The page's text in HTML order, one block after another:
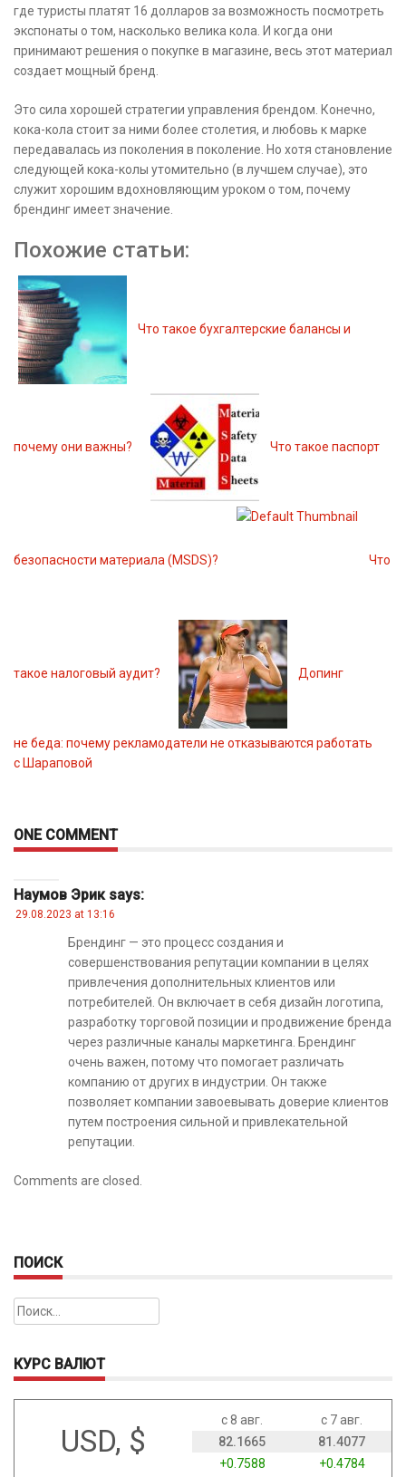
где туристы платят 16 долларов за возможность посмотреть
экспонаты о том, насколько велика кола. И когда они
принимают решения о покупке в магазине, весь этот материал
создает мощный бренд.
Это сила хорошей стратегии управления брендом. Конечно,
кока-кола стоит за ними более столетия, и любовь к марке
передавалась из поколения в поколение. Но хотя становление
следующей кока-колы утомительно (в лучшем случае), это
служит хорошим вдохновляющим уроком о том, почему
брендинг имеет значение.
Похожие статьи:
Что такое бухгалтерские балансы и
почему они важны? Что такое паспорт
безопасности материала (MSDS)? Что
такое налоговый аудит? Допинг
не беда: почему рекламодатели не отказываются работать
с Шараповой
ONE COMMENT
Наумов Эрик says:
29.08.2023 at 13:16
Брендинг — это процесс создания и
совершенствования репутации компании в целях
привлечения дополнительных клиентов или
потребителей. Он включает в себя дизайн логотипа,
разработку торговой позиции и продвижение бренда
через различные каналы маркетинга. Брендинг
очень важен, потому что помогает различать
компанию от других в индустрии. Он также
позволяет компании завоевывать доверие клиентов
путем построения сильной и привлекательной
репутации.
Comments are closed.
ПОИСК
Найти:
КУРС ВАЛЮТ
USD, $
с 8 авг.
с 7 авг.
82.1665
81.4077
+0.7588
+0.4784